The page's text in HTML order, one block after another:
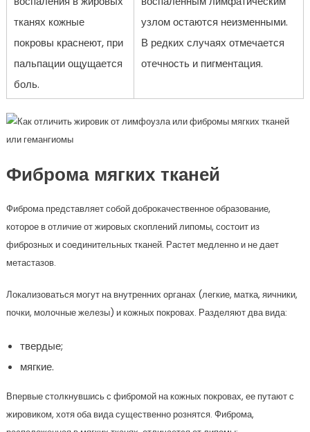
тканях кожные
покровы краснеют, при
пальпации ощущается
боль.
узлом остаются неизменными.
В редких случаях отмечается
отечность и пигментация.
Фиброма мягких тканей
Фиброма представляет собой доброкачественное образование,
которое в отличие от жировых скоплений липомы, состоит из
фиброзных и соединительных тканей. Растет медленно и не дает
метастазов.
Локализоваться могут на внутренних органах (легкие, матка, яичники,
почки, молочные железы) и кожных покровах. Разделяют два вида:
твердые;
мягкие.
Впервые столкнувшись с фибромой на кожных покровах, ее путают с
жировиком, хотя оба вида существенно рознятся. Фиброма,